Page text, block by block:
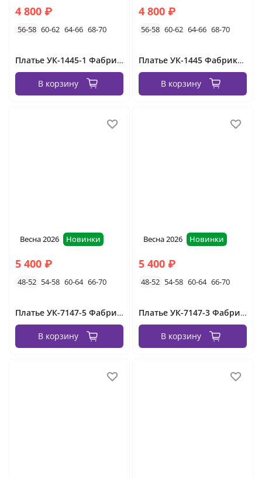
4 800 ₽
56-58 60-62 64-66 68-70
Платье УК-1445-1 Фабрика Моды
В корзину
4 800 ₽
56-58 60-62 64-66 68-70
Платье УК-1445 Фабрика Моды
В корзину
Весна 2026 Новинки
5 400 ₽
48-52 54-58 60-64 66-70
Платье УК-7147-5 Фабрика Моды
В корзину
Весна 2026 Новинки
5 400 ₽
48-52 54-58 60-64 66-70
Платье УК-7147-3 Фабрика Моды
В корзину